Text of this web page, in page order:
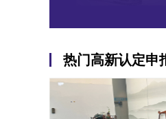
热门高新认定申